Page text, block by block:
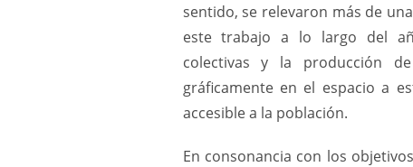
sentido, se relevaron más de
este trabajo a lo largo del
colectivas y la producción
gráficamente en el espacio a
accesible a la población.
En consonancia con los